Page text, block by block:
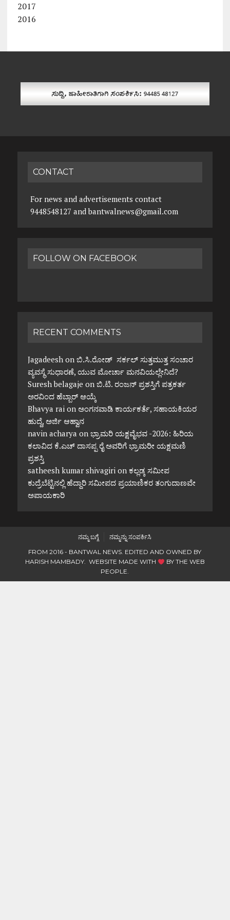
2017
2016
CONTACT
For news and advertisements contact
9448548127 and bantwalnews@gmail.com
FOLLOW ON FACEBOOK
RECENT COMMENTS
Jagadeeshon ಬಿ.ಸಿ.ರೋಡ್ ಸರ್ಕಲ್ ಸುತ್ತಮುತ್ತ ಸಂಚಾರ
ವ್ಯವಸ್ಥೆ ಸುಧಾರಣೆ, ಯುವ ಮೋರ್ಚಾ ಮನವಿಯಲ್ಲೇನಿದೆ?
Suresh belagaje on ಬಿ.ಟಿ. ರಂಜನ್ ಪ್ರಶಸ್ತಿಗೆ ಪತ್ರಕರ್ತ
ಅರವಿಂದ ಹೆಬ್ಬಾರ್ ಆಯ್ಕೆ
Bhavya raion ಅಂಗನವಾಡಿ ಕಾರ್ಯಕರ್ತೆ, ಸಹಾಯಕಿಯರ
ಹುದ್ದೆ, ಅರ್ಜಿ ಆಹ್ವಾನ
navin acharya on ಭ್ರಾಮರಿ ಯಕ್ಷವೈಭವ -2026: ಹಿರಿಯ
ಕಲಾವಿದ ಕೆ.ಎಚ್ ದಾಸಪ್ಪ ರೈ ಅವರಿಗೆ ಭ್ರಾಮರೀ ಯಕ್ಷಮಣಿ
ಪ್ರಶಸ್ತಿ
satheesh kumar shivagirion ಕಲ್ಲಡ್ಕ ಸಮೀಪ
ಕುದ್ರೆಬೆಟ್ಟಿನಲ್ಲಿ ಹೆದ್ದಾರಿ ಸಮೀಪದ ಪ್ರಯಾಣಿಕರ ತಂಗುದಾಣವೇ
ಅಪಾಯಕಾರಿ
ನಮ್ಮ ಬಗ್ಗೆ
ನಮ್ಮನ್ನು ಸಂಪರ್ಕಿಸಿ
FROM 2016 - BANTWAL NEWS. EDITED AND OWNED BY
HARISH MAMBADY. WEBSITE MADE WITH
BY THE WEB
PEOPLE.